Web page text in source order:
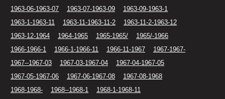
1963-06-1963-07
1963-07-1963-09
1963-09-1963-1
1963-1-1963-11
1963-11-1963-11-2
1963-11-2-1963-12
1963-12-1964
1964-1965 1965-1965/
1965/-1966
1966-1966-1
1966-1-1966-11 1966-11-1967
1967-1967-
1967--1967-03
1967-03-1967-04
1967-04-1967-05
1967-05-1967-06
1967-06-1967-08
1967-08-1968
1968-1968-
1968--1968-1
1968-1-1968-11